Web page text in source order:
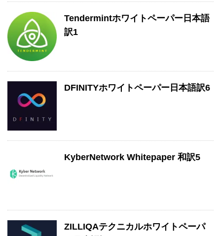
Tendermintホワイトペーパー日本語
訳1
DFINITYホワイトペーパー日本語訳6
KyberNetwork Whitepaper 和訳5
ZILLIQAテクニカルホワイトペーパ